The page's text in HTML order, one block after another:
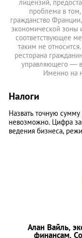
лицензий,
проблема в
гражданство
экономической зоны
соответствующее
таким не
ресторана
управляющего —
Именно на
Налоги
Назвать точную сумму
невозможно. Цифра
ведения бизнеса,
Алан Вайль,
финансам,